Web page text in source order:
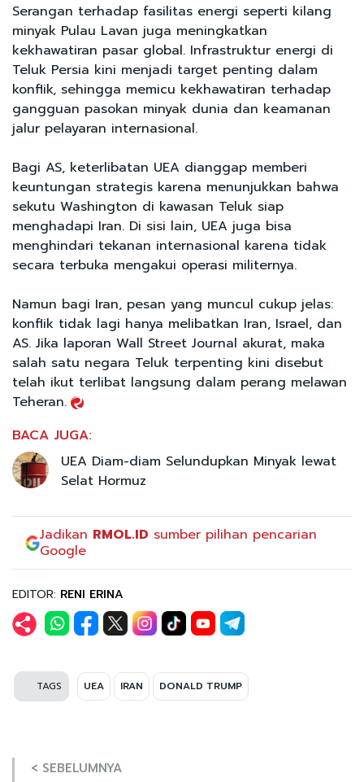
Serangan terhadap fasilitas energi seperti kilang
minyak Pulau Lavan juga meningkatkan
kekhawatiran pasar global. Infrastruktur energi di
Teluk Persia kini menjadi target penting dalam
konflik, sehingga memicu kekhawatiran terhadap
gangguan pasokan minyak dunia dan keamanan
jalur pelayaran internasional.
Bagi AS, keterlibatan UEA dianggap memberi
keuntungan strategis karena menunjukkan bahwa
sekutu Washington di kawasan Teluk siap
menghadapi Iran. Di sisi lain, UEA juga bisa
menghindari tekanan internasional karena tidak
secara terbuka mengakui operasi militernya.
Namun bagi Iran, pesan yang muncul cukup jelas:
konflik tidak lagi hanya melibatkan Iran, Israel, dan
AS. Jika laporan Wall Street Journal akurat, maka
salah satu negara Teluk terpenting kini disebut
telah ikut terlibat langsung dalam perang melawan
Teheran.
BACA JUGA:
UEA Diam-diam Selundupkan Minyak lewat
Selat Hormuz
Jadikan RMOL.ID sumber pilihan pencarian
Google
EDITOR: RENI ERINA
TAGS UEA IRAN DONALD TRUMP
< SEBELUMNYA